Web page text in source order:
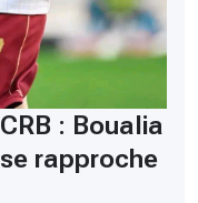
CRB : Boualia
se rapproche